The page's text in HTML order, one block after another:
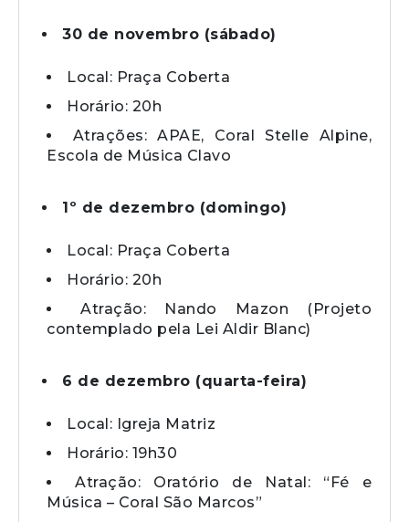
30 de novembro (sábado)
Local: Praça Coberta
Horário: 20h
Atrações: APAE, Coral Stelle Alpine,
Escola de Música Clavo
1º de dezembro (domingo)
Local: Praça Coberta
Horário: 20h
Atração: Nando Mazon (Projeto
contemplado pela Lei Aldir Blanc)
6 de dezembro (quarta-feira)
Local: Igreja Matriz
Horário: 19h30
Atração: Oratório de Natal: “Fé e
Música – Coral São Marcos”